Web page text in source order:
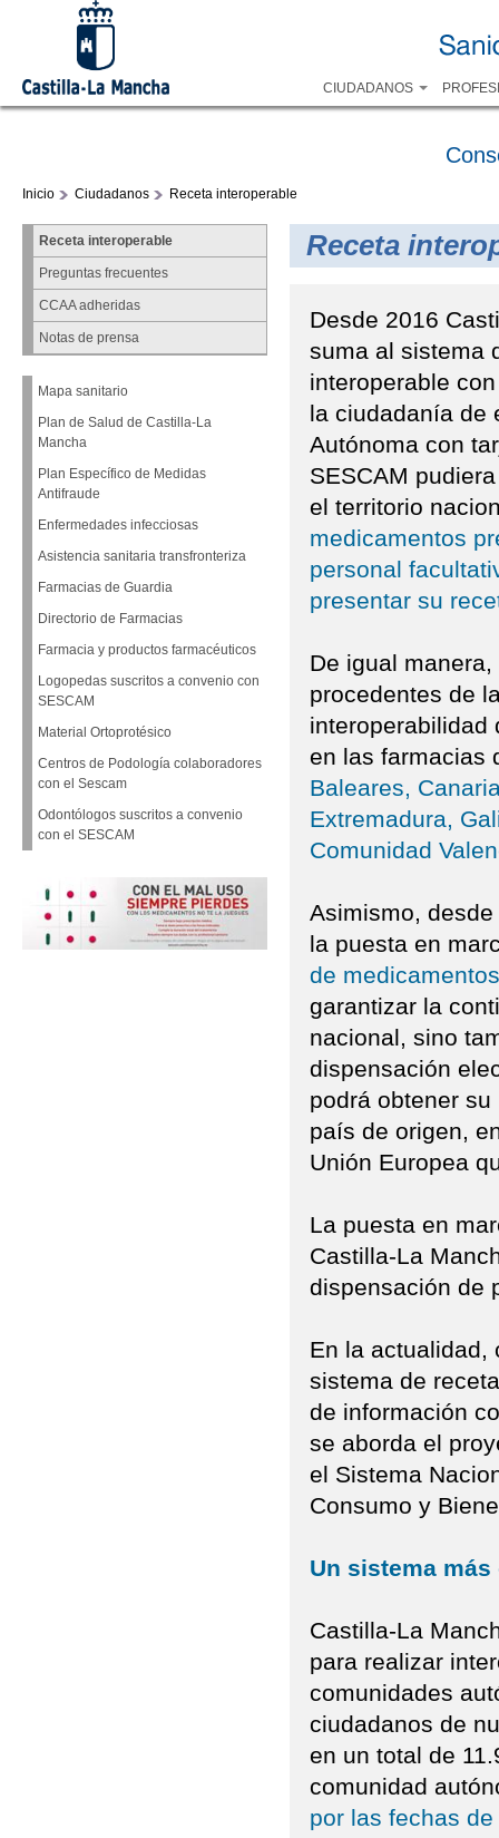
CIUDADANOS
Inicio Ciudadanos Receta interoperable
Receta interoperable
Preguntas frecuentes
CCAA adheridas
Notas de prensa
Mapa sanitario
Plan de Salud de Castilla-La
Mancha
Plan Específico de Medidas
Antifraude
Enfermedades infecciosas
Asistencia sanitaria transfronteriza
Farmacias de Guardia
Directorio de Farmacias
Farmacia y productos farmacéuticos
Logopedas suscritos a convenio con
SESCAM
Material Ortoprotésico
Centros de Podología colaboradores
con el Sescam
Odontólogos suscritos a convenio
con el SESCAM
Receta
Desde 2016
suma al sistema
interoperable
la ciudadanía de
Autónoma con
SESCAM
el territorio
medicamentos
personal
presentar su
De igual
procedentes de
interoperabilidad
en las farmacias
Baleares,
Extremadura,
Comunidad
Asimismo,
la puesta en
de
garantizar la
nacional, sino
dispensación
podrá obtener
país de origen,
Unión Europea
La puesta en
Castilla-La
dispensación de
En la actualidad,
sistema de
de información
se aborda el
el Sistema
Consumo y
Un sistema
Castilla-La
para realizar
comunidades
ciudadanos de
en un total de
comunidad
por las fechas